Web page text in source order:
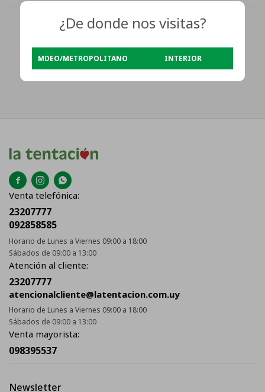
  
Venta telefónica:
23207777
092858585
Horario de Lunes a Viernes 09:00 a 18:00
Sábados de 09:00 a 13:00
Atención al cliente:
23207777
atencionalcliente@latentacion.com.uy
Horario de Lunes a Viernes 09:00 a 18:00
Sábados de 09:00 a 13:00
Venta mayorista:
098395537
Newsletter
¿De donde nos visitas?
MDEO/METROPOLITANO INTERIOR